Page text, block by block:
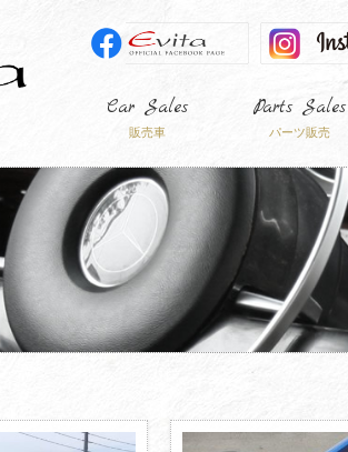
Car Sales
販売車
Parts Sales
パーツ販売